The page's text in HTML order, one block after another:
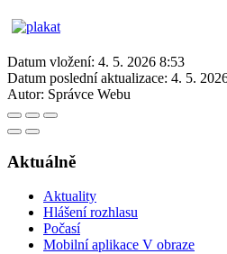
Datum vložení: 4. 5. 2026 8:53
Datum poslední aktualizace: 4. 5.
Autor: Správce Webu
Aktuálně
Aktuality
Hlášení rozhlasu
Počasí
Mobilní aplikace V obraze